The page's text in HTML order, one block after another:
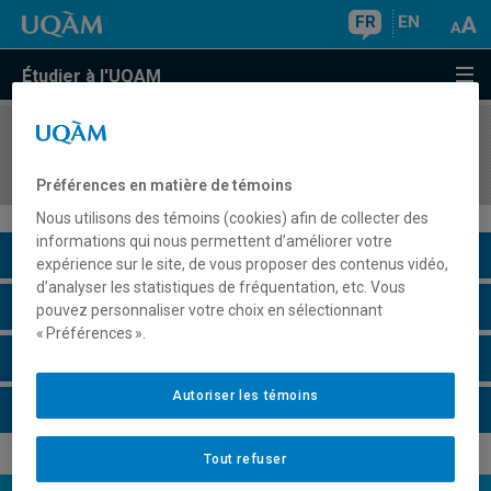
FR EN
Étudier à l'UQAM
COURS//
Description du cours
Horaire - Été 2026
Préférences en matière de témoins
Nous utilisons des témoins (cookies) afin de collecter des
informations qui nous permettent d’améliorer votre
expérience sur le site, de vous proposer des contenus vidéo,
d’analyser les statistiques de fréquentation, etc. Vous
pouvez personnaliser votre choix en sélectionnant
« Préférences ».
Tout refuser
Autoriser les témoins